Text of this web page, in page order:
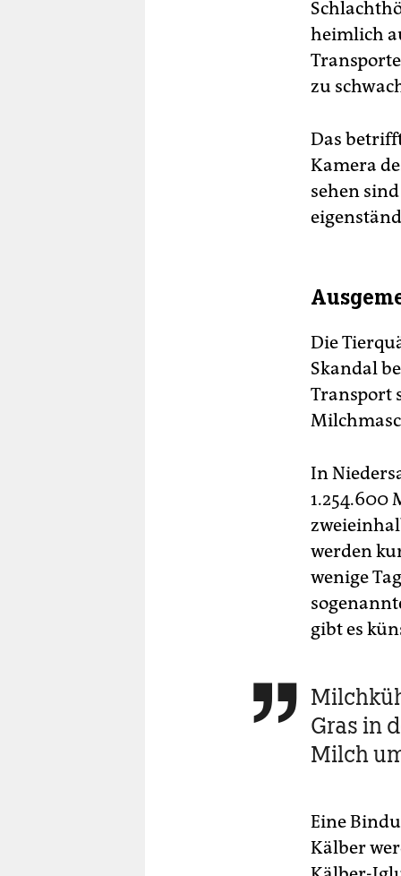
heimlich
zu
Das
Kamera
sehen
Die
Skandal
Transport
In
1.254.600
werden
wenige
gibt es

Gras in
Milch
Eine
Kälber